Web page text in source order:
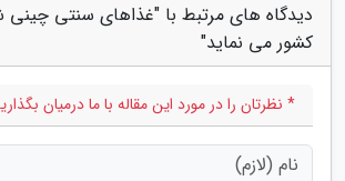
دیدگاه های مرتبط با "غذاهای سنتی چینی
کشور می نماید"
* نظرتان را در مورد این مقاله با ما درمیان